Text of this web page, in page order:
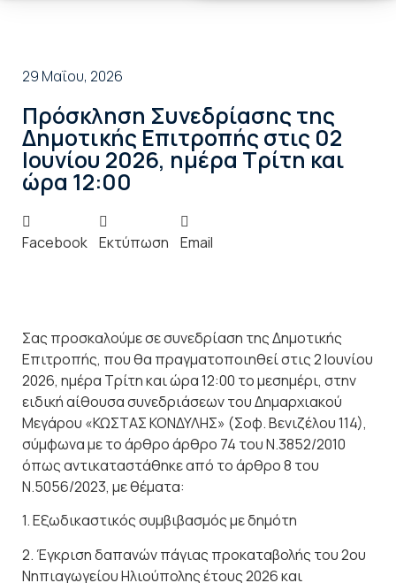
29 Μαΐου, 2026
Πρόσκληση Συνεδρίασης της
Δημοτικής Επιτροπής στις 02
Ιουνίου 2026, ημέρα Τρίτη και
ώρα 12:00
Facebook Εκτύπωση Email
Σας προσκαλούμε σε συνεδρίαση της Δημοτικής
Επιτροπής, που θα πραγματοποιηθεί στις 2 Ιουνίου
2026, ημέρα Τρίτη και ώρα 12:00 το μεσημέρι, στην
ειδική αίθουσα συνεδριάσεων του Δημαρχιακού
Μεγάρου «ΚΩΣΤΑΣ ΚΟΝΔΥΛΗΣ» (Σοφ. Βενιζέλου 114),
σύμφωνα με τo άρθρο άρθρο 74 του Ν.3852/2010
όπως αντικαταστάθηκε από το άρθρο 8 του
Ν.5056/2023, με θέματα:
1. Εξωδικαστικός συμβιβασμός με δημότη
2. Έγκριση δαπανών πάγιας προκαταβολής του 2ου
Νηπιαγωγείου Ηλιούπολης έτους 2026 και